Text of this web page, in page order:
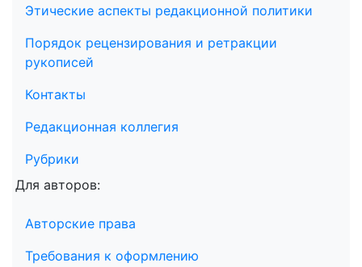
Этические аспекты редакционной политики
Порядок рецензирования и ретракции
рукописей
Контакты
Редакционная коллегия
Рубрики
Для авторов:
Авторские права
Требования к оформлению